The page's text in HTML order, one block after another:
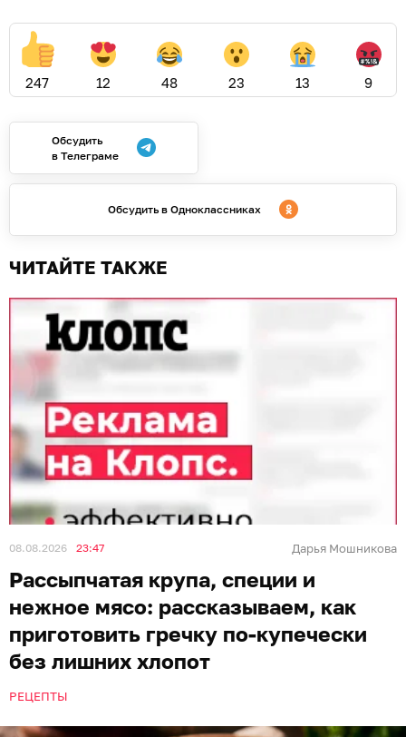
247 12 48 23 13 9
Обсудить
в Телеграме
Обсудить в Одноклассниках
ЧИТАЙТЕ ТАКЖЕ
08.08.2026 23:47 Дарья Мошникова
Рассыпчатая крупа, специи и
нежное мясо: рассказываем, как
приготовить гречку по-купечески
без лишних хлопот
РЕЦЕПТЫ